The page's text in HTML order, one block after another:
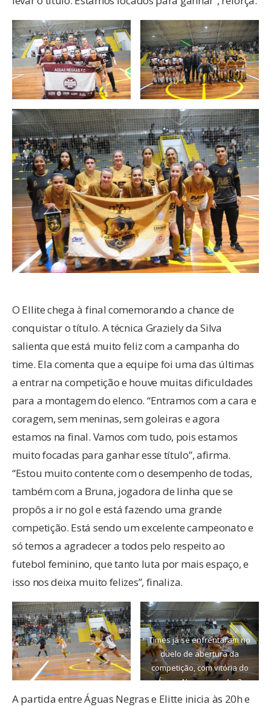
O Ellite chega à final comemorando a chance de
conquistar o título. A técnica Graziely da Silva
salienta que está muito feliz com a campanha do
time. Ela comenta que a equipe foi uma das últimas
a entrar na competição e houve muitas dificuldades
para a montagem do elenco. “Entramos com a cara e
coragem, sem meninas, sem goleiras e agora
estamos na final. Vamos com tudo, pois estamos
muito focadas para ganhar esse título”, afirma.
“Estou muito contente com o desempenho de todas,
também com a Bruna, jogadora de linha que se
propôs a ir no gol e está fazendo uma grande
competição. Está sendo um excelente campeonato e
só temos a agradecer a todos pelo respeito ao
futebol feminino, que tanto luta por mais espaço, e
isso nos deixa muito felizes”, finaliza.
Times já se enfrentaram no
duelo de abertura da
competição, com vitória do
Águas Negras por 4 a 3
A partida entre Águas Negras e Elitte inicia às 20h e